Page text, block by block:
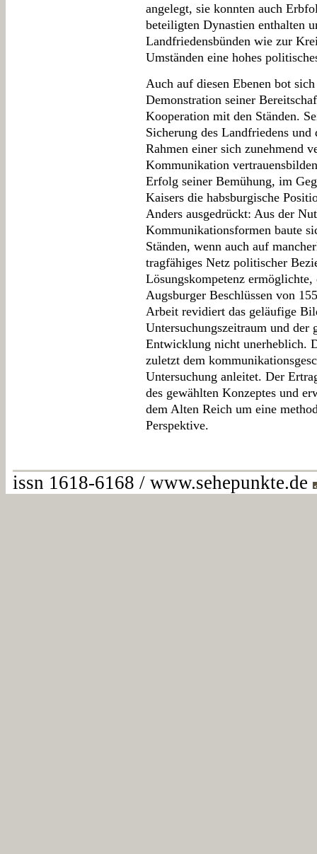
angelegt, sie konnten auch
beteiligten Dynastien enthalten
Landfriedensbünden wie zur
Umständen eine hohes
Auch auf diesen Ebenen bot
Demonstration seiner
Kooperation mit den Ständen.
Sicherung des Landfriedens
Rahmen einer sich zunehmend
Kommunikation
Erfolg seiner Bemühung, im
Kaisers die habsburgische
Anders ausgedrückt: Aus der
Kommunikationsformen baute
Ständen, wenn auch auf
tragfähiges Netz politischer
Lösungskompetenz
Augsburger Beschlüssen von
Arbeit revidiert das geläufige
Untersuchungszeitraum und
Entwicklung nicht unerheblich.
zuletzt dem
Untersuchung anleitet. Der
des gewählten Konzeptes und
dem Alten Reich um eine
Perspektive.
issn 1618-6168 / www.sehepunkte.de